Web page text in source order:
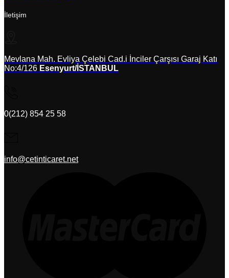
İletişim
Mevlana Mah. Evliya Çelebi Cad.i İnciler Çarşısı Garaj Katı
No:4/126 Esenyurt/İSTANBUL
0(212) 854 25 58
info@cetinticaret.net